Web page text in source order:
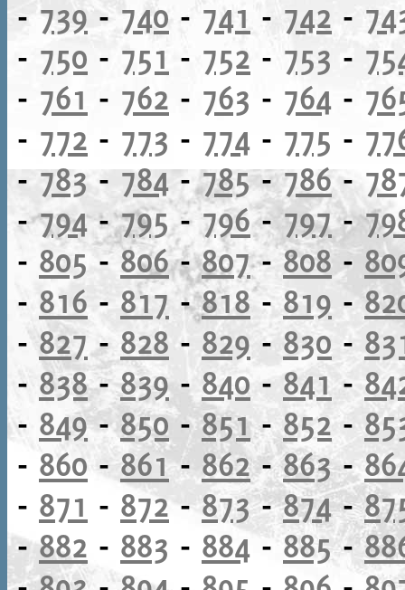
-739-740 - 741 - 742 -
- 750 - 751 - 752 - 753 -
- 761 - 762 - 763 - 764 -
- 772 - 773 - 774 - 775 -
-783-784-785-786-
-794-795-796-797-
- 805 -806-807-808-
- 816- 817 -818-819 -
-827-828 - 829 - 830 -
- 838-839-840 - 841 -
- 849-850-851- 852-
- 860 -861- 862-863-
- 871 - 872-873-874-
-882 - 883 - 884- 885-